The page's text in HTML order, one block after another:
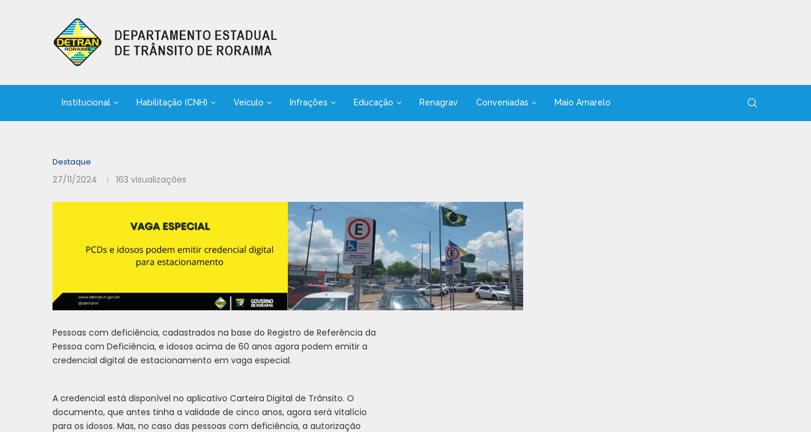
Institucional Habilitação (CNH) Veículo Infrações Educação Renagrav Conveniadas Maio Amarelo
Destaque
27/11/2024 163 visualizações
Pessoas com deficiência, cadastrados na base do Registro de Referência da
Pessoa com Deficiência, e idosos acima de 60 anos agora podem emitir a
credencial digital de estacionamento em vaga especial.
A credencial está disponível no aplicativo Carteira Digital de Trânsito. O
documento, que antes tinha a validade de cinco anos, agora será vitalício
para os idosos. Mas, no caso das pessoas com deficiência, a autorização